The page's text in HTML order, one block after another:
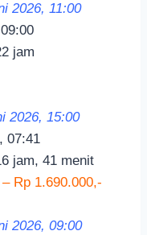
2026, 11:00
jam
2026, 15:00
07:41
jam, 41 menit
Rp 1.690.000,-
2026, 09:00